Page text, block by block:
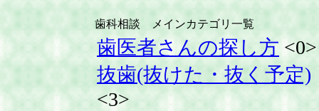
歯科相談 メインカテゴリ一覧
歯医者さんの探し方 <0>
抜歯(抜けた・抜く予定)
<3>